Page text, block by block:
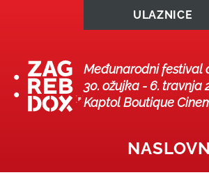
ULAZNICE
Međunarodni festival
30. ožujka - 6. travnja
Kaptol Boutique